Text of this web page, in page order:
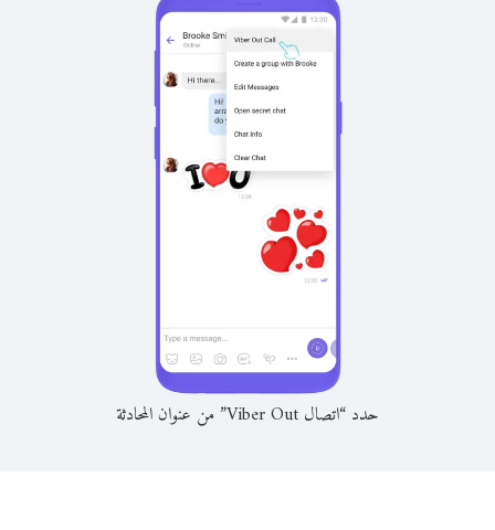
حدد “اتصال Viber Out” من عنوان المحادثة